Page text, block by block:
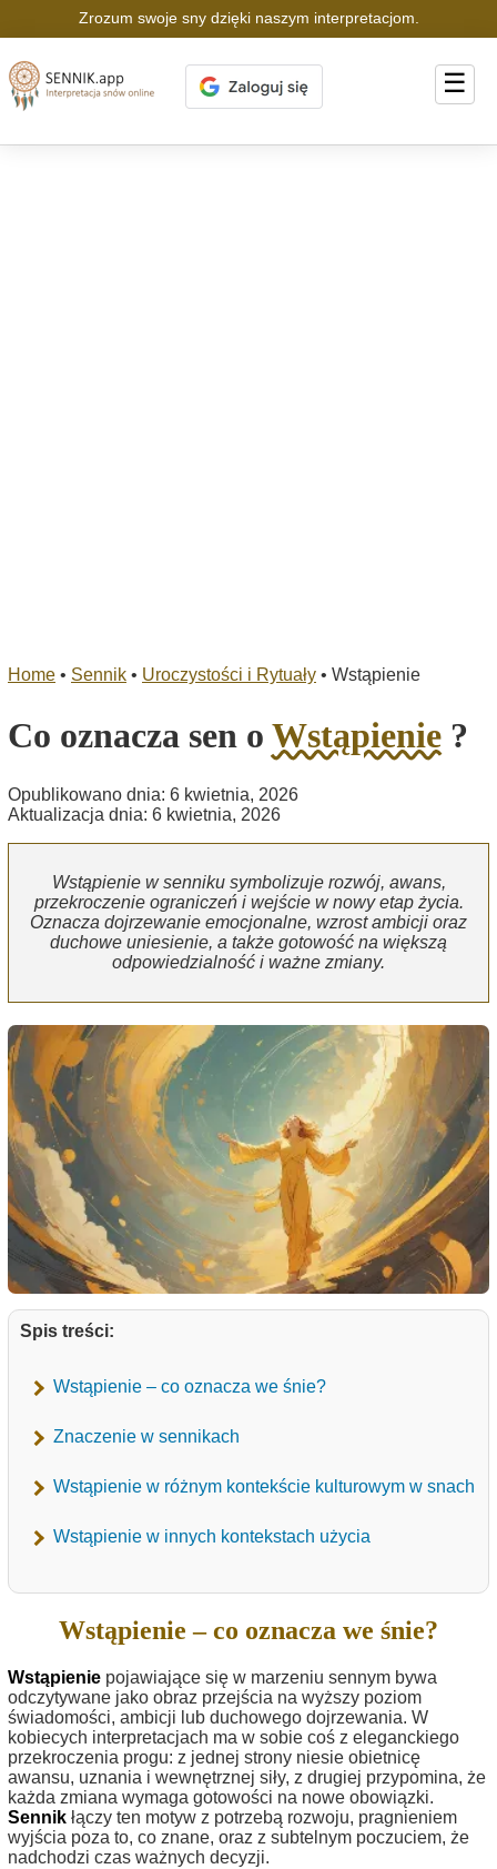
Zrozum swoje sny dzięki naszym interpretacjom.
☰
Home • Sennik • Uroczystości i Rytuały • Wstąpienie
Co oznacza sen o Wstąpienie ?
Opublikowano dnia: 6 kwietnia, 2026
Aktualizacja dnia: 6 kwietnia, 2026
Wstąpienie w senniku symbolizuje rozwój, awans,
przekroczenie ograniczeń i wejście w nowy etap życia.
Oznacza dojrzewanie emocjonalne, wzrost ambicji oraz
duchowe uniesienie, a także gotowość na większą
odpowiedzialność i ważne zmiany.
Spis treści:
Wstąpienie – co oznacza we śnie?
Znaczenie w sennikach
Wstąpienie w różnym kontekście kulturowym w snach
Wstąpienie w innych kontekstach użycia
Wstąpienie – co oznacza we śnie?
Wstąpienie pojawiające się w marzeniu sennym bywa
odczytywane jako obraz przejścia na wyższy poziom
świadomości, ambicji lub duchowego dojrzewania. W
kobiecych interpretacjach ma w sobie coś z eleganckiego
przekroczenia progu: z jednej strony niesie obietnicę
awansu, uznania i wewnętrznej siły, z drugiej przypomina, że
każda zmiana wymaga gotowości na nowe obowiązki.
Sennik łączy ten motyw z potrzebą rozwoju, pragnieniem
wyjścia poza to, co znane, oraz z subtelnym poczuciem, że
nadchodzi czas ważnych decyzji.